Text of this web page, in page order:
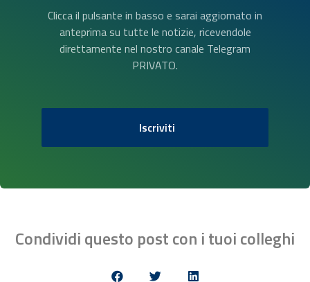
Clicca il pulsante in basso e sarai aggiornato in
anteprima su tutte le notizie, ricevendole
direttamente nel nostro canale Telegram
PRIVATO.
Iscriviti
Condividi questo post con i tuoi colleghi